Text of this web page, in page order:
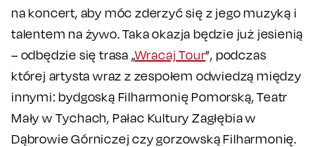
na koncert, aby móc zderzyć się z jego muzyką i
talentem na żywo. Taka okazja będzie już jesienią
– odbędzie się trasa „Wracaj Tour”, podczas
której artysta wraz z zespołem odwiedzą między
innymi: bydgoską Filharmonię Pomorską, Teatr
Mały w Tychach, Pałac Kultury Zagłębia w
Dąbrowie Górniczej czy gorzowską Filharmonię.